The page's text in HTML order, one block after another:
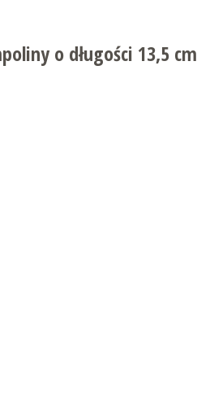
o długości 13,5 cm